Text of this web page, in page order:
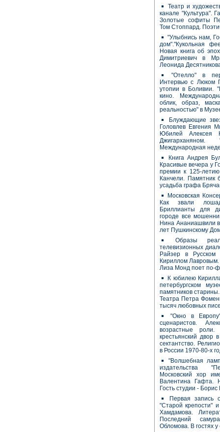
Театр и
канале "Культура".
Золотые софиты
Том Стоппард.
"Улыбнись нам,
дом"."Кукольная
Новая книга об
Димитриевич в
Леонида
"Отелло" в
Интервью с Люком
утопии в Боливии.
кино.
облик, образ,
реальностью" в
Блуждающие
Головлев Евгения
Юбилей Алексея
Международная
Книга Андрея
Красивые вечера у
премии к 125-
Канчели. Памятник
усадьба графа
Московская
Как звали
Бриллианты для
городе все
Нина Ананиашвили
лет Пушкинскому
Образы
телевизионных
Райзер в
Кириллом
Лиза Монд поет по-
К юбилею
петербургском
памятников
Театра Петра
тысяч любовных
"Окно в
сценаристов.
возрастные роли.
крестьянский
сектантство.
в России 1970-80-х
"Волшебная
издательства
Московский хор
Валентина Гафта.
Гость студии - Борис
Первая запись
"Старой крепости"
Хамдамова.
Последний
Обломова. В гостях